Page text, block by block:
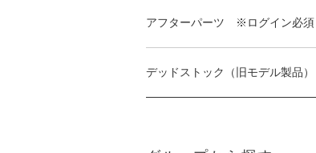
アフターパーツ ※ログイン必須
デッドストック（旧モデル製品）